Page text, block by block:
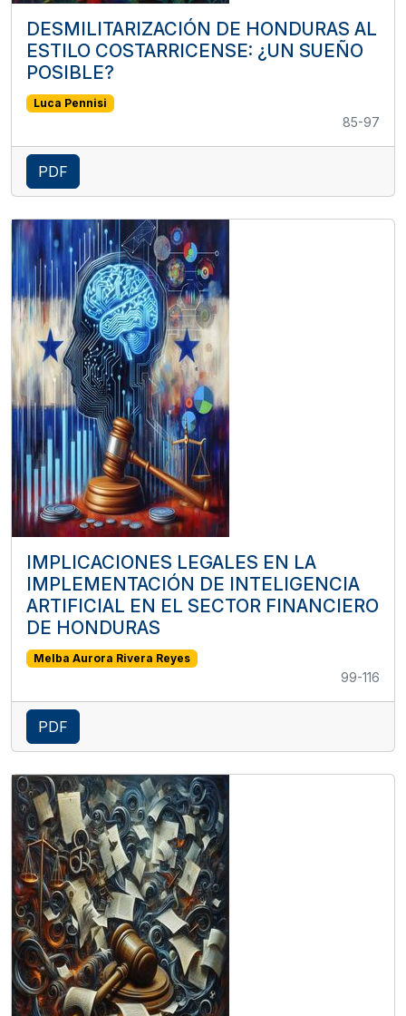
DESMILITARIZACIÓN DE HONDURAS AL
ESTILO COSTARRICENSE: ¿UN SUEÑO
POSIBLE?
Luca Pennisi
85-97
PDF
IMPLICACIONES LEGALES EN LA
IMPLEMENTACIÓN DE INTELIGENCIA
ARTIFICIAL EN EL SECTOR FINANCIERO
DE HONDURAS
Melba Aurora Rivera Reyes
99-116
PDF